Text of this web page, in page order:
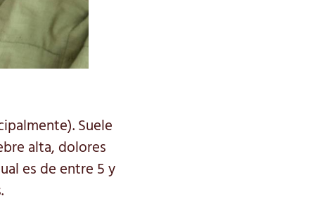
Suele
alta, dolores
es de entre 5 y